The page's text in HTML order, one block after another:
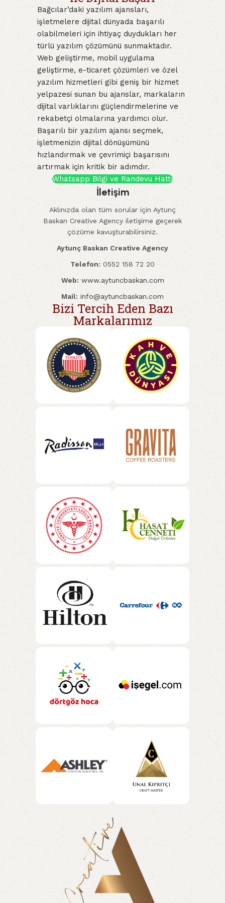
Bağcılar’daki yazılım ajansları,
işletmelere dijital dünyada başarılı
olabilmeleri için ihtiyaç duydukları her
türlü yazılım çözümünü sunmaktadır.
Web geliştirme, mobil uygulama
geliştirme, e-ticaret çözümleri ve özel
yazılım hizmetleri gibi geniş bir hizmet
yelpazesi sunan bu ajanslar, markaların
dijital varlıklarını güçlendirmelerine ve
rekabetçi olmalarına yardımcı olur.
Başarılı bir yazılım ajansı seçmek,
işletmenizin dijital dönüşümünü
hızlandırmak ve çevrimiçi başarısını
artırmak için kritik bir adımdır.
Whatsapp Bilgi ve Randevu Hattı
İletişim
Aklınızda olan tüm sorular için Aytunç
Baskan Creative Agency iletişime geçerek
çözüme kavuşturabilirsiniz.
Aytunç Baskan Creative Agency
Telefon:0552 158 72 20
Web: www.aytuncbaskan.com
Mail: info@aytuncbaskan.com
Bizi Tercih Eden Bazı
Markalarımız